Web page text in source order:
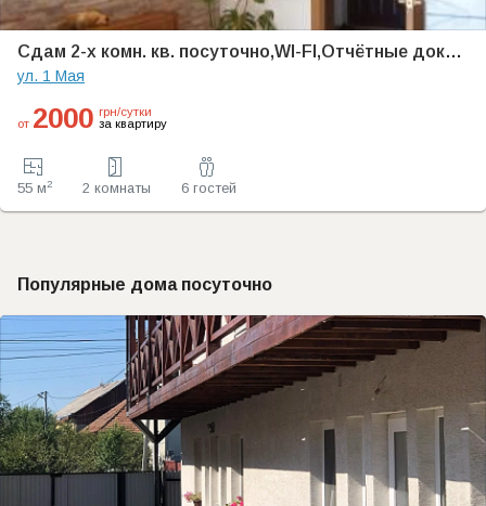
Cдам 2-х комн. кв. посуточно,WI-FI,Отчётные документы, в г. Ильичевске
ул. 1 Мая
от 2000 грн/сутки
за квартиру
55 м2 2 комнаты 6 гостей
Популярные дома посуточно